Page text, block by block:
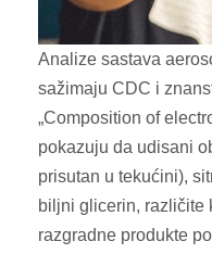
Analize sastava
sažimaju CDC i
„Composition of
pokazuju da udisani
prisutan u tekućini),
biljni glicerin, različite
razgradne produkte